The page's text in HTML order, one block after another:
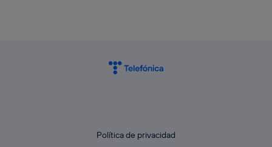
Política de privacidad